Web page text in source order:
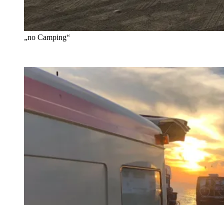
„no Camping“